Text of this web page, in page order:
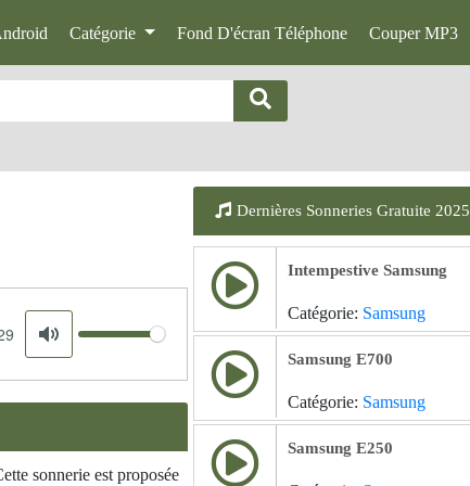
Catégorie Fond D'écran Téléphone Couper MP3
Mute
Volume
sonnerie est proposée
Dernières Sonneries Gratuite 2025
Intempestive Samsung
Catégorie: Samsung
Samsung E700
Catégorie: Samsung
Samsung E250